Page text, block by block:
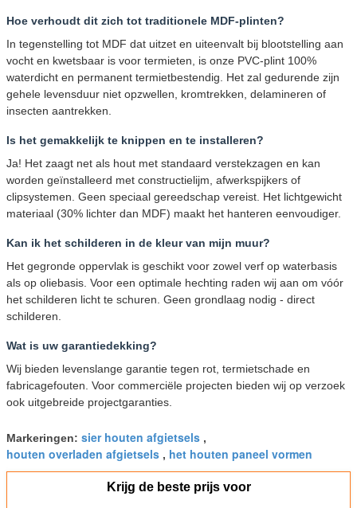
Hoe verhoudt dit zich tot traditionele MDF-plinten?
In tegenstelling tot MDF dat uitzet en uiteenvalt bij blootstelling aan
vocht en kwetsbaar is voor termieten, is onze PVC-plint 100%
waterdicht en permanent termietbestendig. Het zal gedurende zijn
gehele levensduur niet opzwellen, kromtrekken, delamineren of
insecten aantrekken.
Is het gemakkelijk te knippen en te installeren?
Ja! Het zaagt net als hout met standaard verstekzagen en kan
worden geïnstalleerd met constructielijm, afwerkspijkers of
clipsystemen. Geen speciaal gereedschap vereist. Het lichtgewicht
materiaal (30% lichter dan MDF) maakt het hanteren eenvoudiger.
Kan ik het schilderen in de kleur van mijn muur?
Het gegronde oppervlak is geschikt voor zowel verf op waterbasis
als op oliebasis. Voor een optimale hechting raden wij aan om vóór
het schilderen licht te schuren. Geen grondlaag nodig - direct
schilderen.
Wat is uw garantiedekking?
Wij bieden levenslange garantie tegen rot, termietschade en
fabricagefouten. Voor commerciële projecten bieden wij op verzoek
ook uitgebreide projectgaranties.
Markeringen: sier houten afgietsels ,
houten overladen afgietsels , het houten paneel vormen
Krijg de beste prijs voor